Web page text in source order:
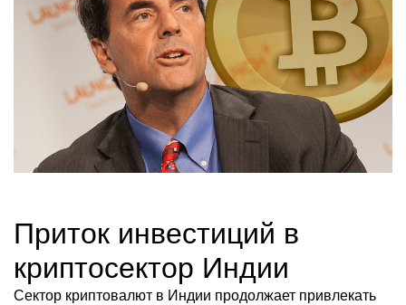
Приток инвестиций в
криптосектор Индии
Сектор криптовалют в Индии продолжает привлекать